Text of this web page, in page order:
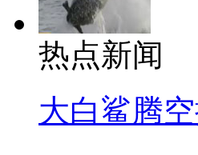
热点新闻
大白鲨腾